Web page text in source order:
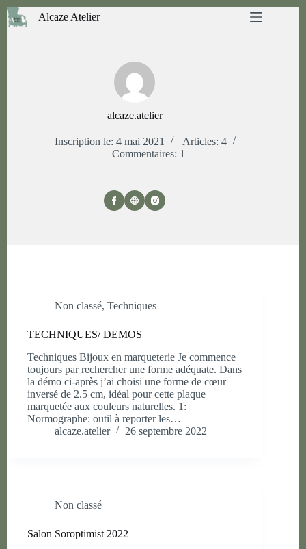
Passer
au
Alcaze Atelier
alcaze.atelier
Inscription le: 4 mai 2021
Articles: 4
Commentaires: 1
Non classé, Techniques
TECHNIQUES/ DEMOS
Techniques Bijoux en marqueterie Je commence
toujours par rechercher une forme adéquate. Dans
la démo ci-après j’ai choisi une forme de cœur
inversé de 2.5 cm, idéal pour cette plaque
marquetée aux couleurs naturelles. 1:
Normographe: outil à reporter les…
alcaze.atelier
26 septembre 2022
Non classé
Salon Soroptimist 2022